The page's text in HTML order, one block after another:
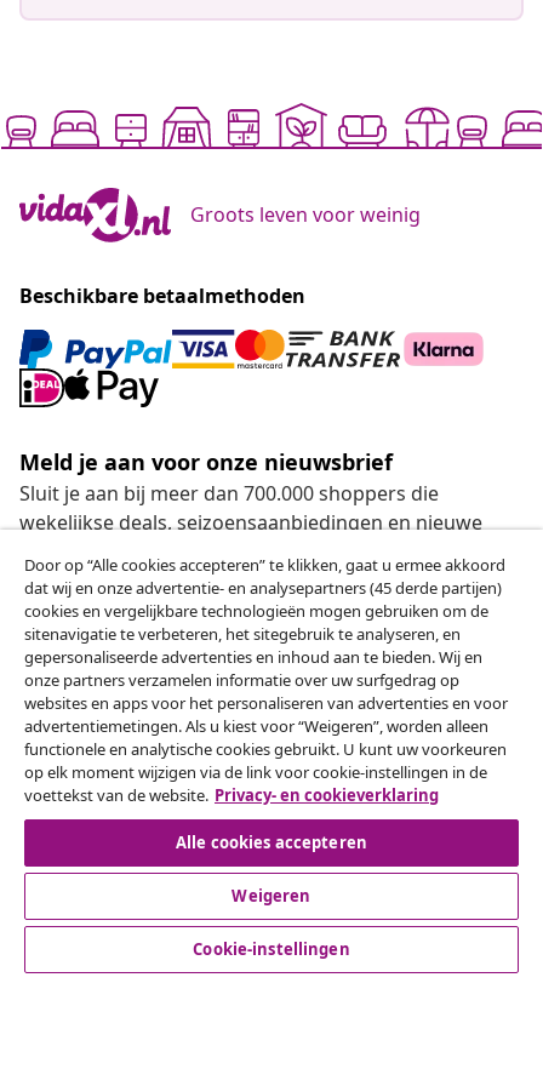
Groots leven voor weinig
Beschikbare betaalmethoden
Meld je aan voor onze nieuwsbrief
Sluit je aan bij meer dan 700.000 shoppers die
wekelijkse deals, seizoensaanbiedingen en nieuwe
Onze sociale media
Herroeping van de overeenkomst
Een annulering voor je bestelling indienen
Herroeping van de overeenkomst
Klantenservice
Door op “Alle cookies accepteren” te klikken, gaat u ermee akkoord
dat wij en onze advertentie- en analysepartners (45 derde partijen)
cookies en vergelijkbare technologieën mogen gebruiken om de
sitenavigatie te verbeteren, het sitegebruik te analyseren, en
gepersonaliseerde advertenties en inhoud aan te bieden. Wij en
onze partners verzamelen informatie over uw surfgedrag op
websites en apps voor het personaliseren van advertenties en voor
advertentiemetingen. Als u kiest voor “Weigeren”, worden alleen
functionele en analytische cookies gebruikt. U kunt uw voorkeuren
op elk moment wijzigen via de link voor cookie-instellingen in de
voettekst van de website. Privacy- en cookieverklaring
Alle cookies accepteren
Weigeren
Cookie-instellingen